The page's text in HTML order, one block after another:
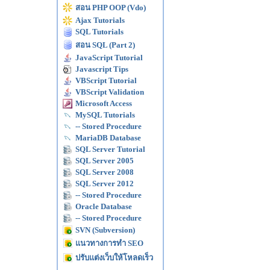
สอน PHP OOP (Vdo)
Ajax Tutorials
SQL Tutorials
สอน SQL (Part 2)
JavaScript Tutorial
Javascript Tips
VBScript Tutorial
VBScript Validation
Microsoft Access
MySQL Tutorials
-- Stored Procedure
MariaDB Database
SQL Server Tutorial
SQL Server 2005
SQL Server 2008
SQL Server 2012
-- Stored Procedure
Oracle Database
-- Stored Procedure
SVN (Subversion)
แนวทางการทำ SEO
ปรับแต่งเว็บให้โหลดเร็ว